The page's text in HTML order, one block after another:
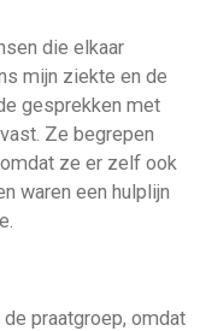
die elkaar
mijn ziekte en de
gesprekken met
Ze begrepen
ze er zelf ook
waren een hulplijn
praatgroep, omdat